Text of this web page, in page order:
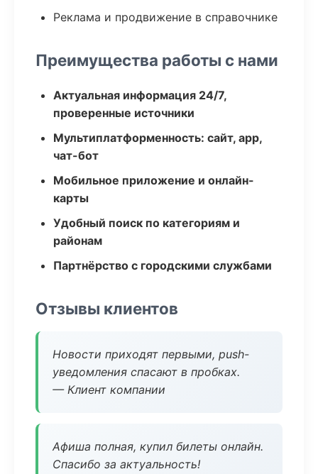
Реклама и продвижение в справочнике
Преимущества работы с нами
Актуальная информация 24/7,
проверенные источники
Мультиплатформенность: сайт, app,
чат-бот
Мобильное приложение и онлайн-
карты
Удобный поиск по категориям и
районам
Партнёрство с городскими службами
Отзывы клиентов
Новости приходят первыми, push-
уведомления спасают в пробках.
— Клиент компании
Афиша полная, купил билеты онлайн.
Спасибо за актуальность!